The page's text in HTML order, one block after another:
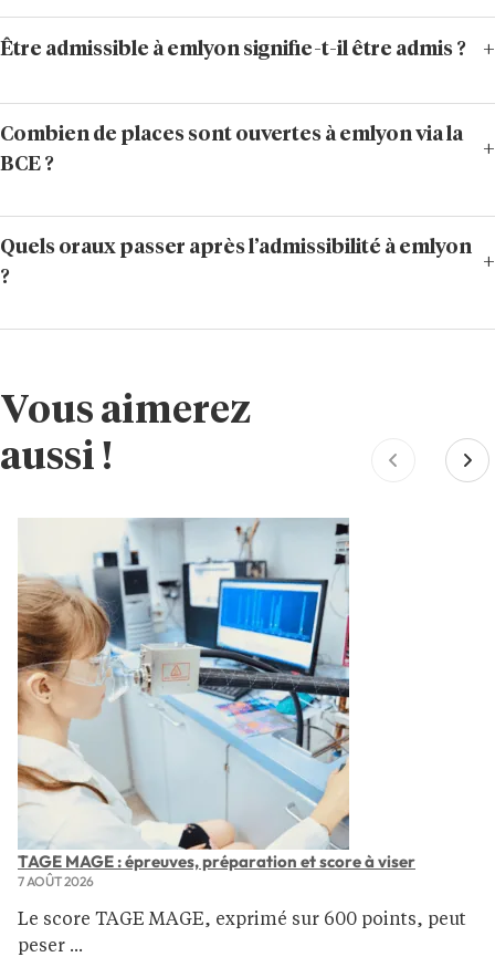
Être admissible à emlyon signifie-t-il être admis ?
Combien de places sont ouvertes à emlyon via la
BCE ?
Quels oraux passer après l’admissibilité à emlyon
?
Vous aimerez
aussi !
TAGE MAGE : épreuves, préparation et score à viser
7 AOÛT 2026
Le score TAGE MAGE, exprimé sur 600 points, peut
peser ...